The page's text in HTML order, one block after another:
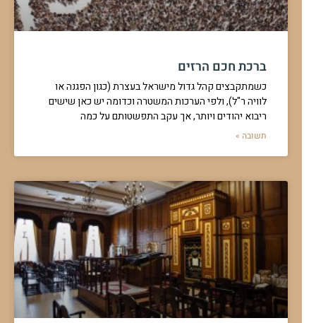
הברכה על מלוואח ועל בורקס
מה מברכים על מלוואח ועל בורקסים. מה הדין בארון שנקנה ולא התאים
לגובה התקרה. למה